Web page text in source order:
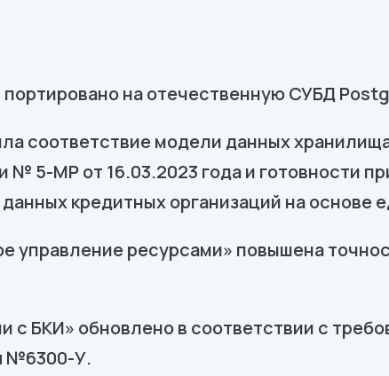
на отечественную СУБД
соответствие модели данных
№ 5-МР от 16.03.2023 года и готовности
кредитных организаций на основе
управление ресурсами» повышена
БКИ» обновлено в соответствии с
№6300-У.